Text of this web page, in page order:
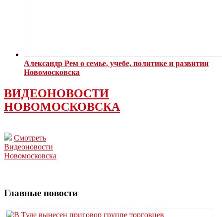
Александр Рем о семье, учебе, политике и развитии
Новомосковска
ВИДЕОНОВОСТИ
НОВОМОСКОВСКА
Смотреть
Видеоновости
Новомосковска
Главные новости